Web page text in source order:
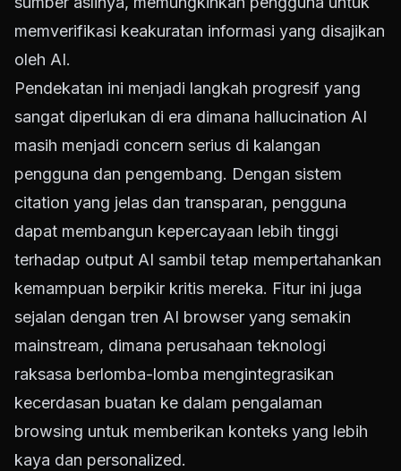
memverifikasi keakuratan informasi yang disajikan
oleh AI.
Pendekatan ini menjadi langkah progresif yang
sangat diperlukan di era dimana hallucination AI
masih menjadi concern serius di kalangan
pengguna dan pengembang. Dengan sistem
citation yang jelas dan transparan, pengguna
dapat membangun kepercayaan lebih tinggi
terhadap output AI sambil tetap mempertahankan
kemampuan berpikir kritis mereka. Fitur ini juga
sejalan dengan tren AI browser yang semakin
mainstream, dimana perusahaan teknologi
raksasa berlomba-lomba mengintegrasikan
kecerdasan buatan ke dalam pengalaman
browsing untuk memberikan konteks yang lebih
kaya dan personalized.